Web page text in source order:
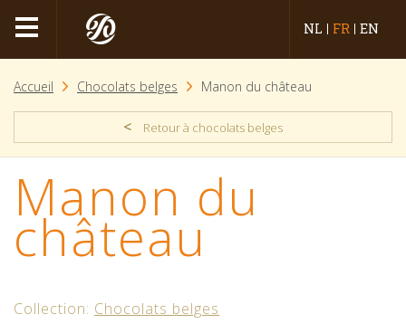
NL FR EN
Accueil Chocolats belges Manon du château
< Retour à chocolats belges
Manon du
château
Collection: Chocolats belges